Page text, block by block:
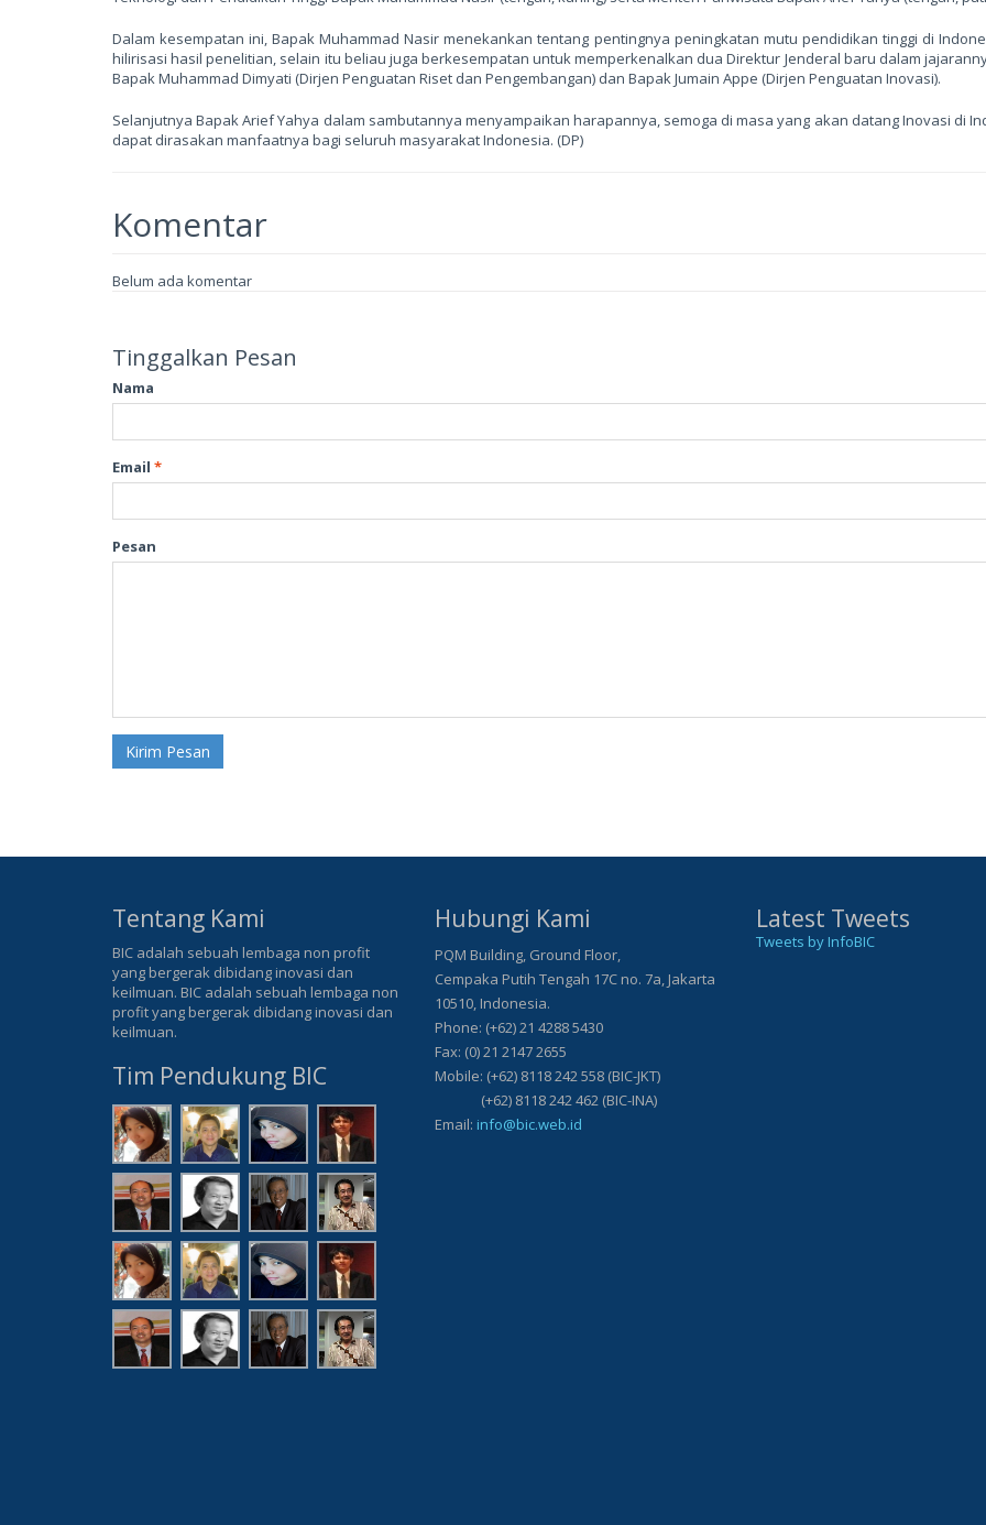
Dalam kesempatan ini, Bapak Muhammad Nasir menekankan tentang pentingnya peningkatan mutu pendidikan tinggi di
hilirisasi hasil penelitian, selain itu beliau juga berkesempatan untuk memperkenalkan dua Direktur Jenderal baru dalam
Bapak Muhammad Dimyati (Dirjen Penguatan Riset dan Pengembangan) dan Bapak Jumain Appe (Dirjen Penguatan Inovasi).
Selanjutnya Bapak Arief Yahya dalam sambutannya menyampaikan harapannya, semoga di masa yang akan datang Inovasi di
dapat dirasakan manfaatnya bagi seluruh masyarakat Indonesia. (DP)
Komentar
Belum ada komentar
Tinggalkan Pesan
Nama
Email *
Pesan
Kirim Pesan
Tentang Kami
BIC adalah sebuah lembaga non profit
yang bergerak dibidang inovasi dan
keilmuan. BIC adalah sebuah lembaga non
profit yang bergerak dibidang inovasi dan
keilmuan.
Tim Pendukung BIC
Hubungi Kami
PQM Building, Ground Floor,
Cempaka Putih Tengah 17C no. 7a, Jakarta
10510, Indonesia.
Phone: (+62) 21 4288 5430
Fax: (0) 21 2147 2655
Mobile: (+62) 8118 242 558 (BIC-JKT)
(+62) 8118 242 462 (BIC-INA)
Email: info@bic.web.id
Latest Tweets
Tweets by InfoBIC